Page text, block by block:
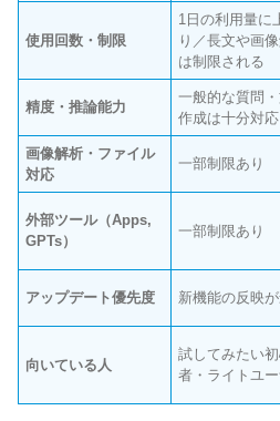
使用回数・制限
1日の利用量に
り／長文や画
は制限される
精度・推論能力
一般的な質問
作成は十分対応
画像解析・ファイル
対応
一部制限あり
外部ツール（Apps,
GPTs）
一部制限あり
アップデート優先度 新機能の反映
向いている人
試してみたい
者・ライトユ